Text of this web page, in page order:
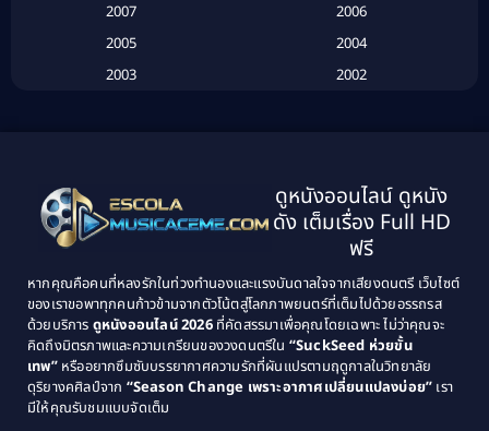
(134)
Classic หนังคลาสสิก(21)
Classic หนังคลาสสิก(25)
Comedy ตลก(515)
Comedy ตลก(46)
2007
2006
2005
2004
2003
2002
1995
1994
1993
1992
1989
1988
1987
1986
1985
1984
1983
1982
ดูหนังออนไลน์ ดูหนัง
ดัง เต็มเรื่อง Full HD
ฟรี
หากคุณคือคนที่หลงรักในท่วงทำนองและแรงบันดาลใจจากเสียงดนตรี เว็บไซต์
ของเราขอพาทุกคนก้าวข้ามจากตัวโน้ตสู่โลกภาพยนตร์ที่เต็มไปด้วยอรรถรส
ด้วยบริการ ดูหนังออนไลน์ 2026ที่คัดสรรมาเพื่อคุณโดยเฉพาะ ไม่ว่าคุณจะ
คิดถึงมิตรภาพและความเกรียนของวงดนตรีใน “SuckSeed ห่วยขั้น
เทพ”หรืออยากซึมซับบรรยากาศความรักที่ผันแปรตามฤดูกาลในวิทยาลัย
ดุริยางคศิลป์จาก “Season Change เพราะอากาศเปลี่ยนแปลงบ่อย” เรา
มีให้คุณรับชมแบบจัดเต็ม